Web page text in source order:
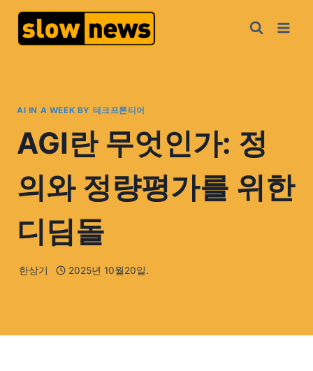
AI IN A WEEK BY 테크프론티어
AGI란 무엇인가: 정
의와 정량평가를 위한
디딤돌
한상기 2025년 10월20일.